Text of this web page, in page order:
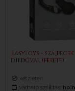
EasyToys -
dildóval (fekete)
készleten
várható szállítás: